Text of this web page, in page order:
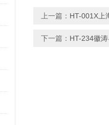
上一篇： HT-001X上
下一篇： HT-234徽